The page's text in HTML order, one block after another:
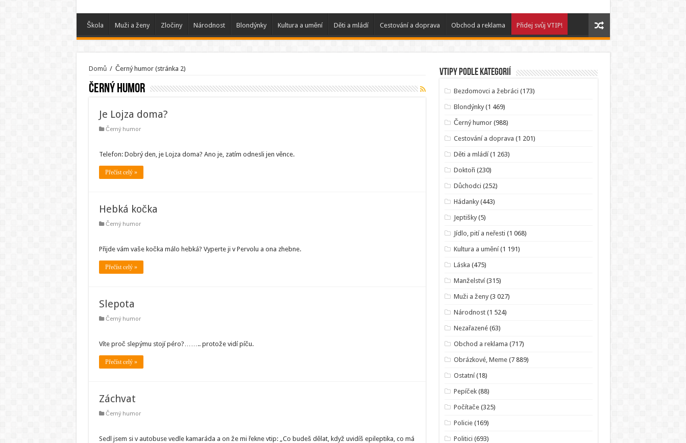
Škola Muži a ženy Zločiny Národnost Blondýnky Kultura a umění Děti a mládí Cestování a doprava Obchod a reklama Přidej svůj VTIP!
Domů / Černý humor(stránka 2)
Černý humor
Je Lojza doma?
Černý humor
Telefon: Dobrý den, je Lojza doma? Ano je, zatím odnesli jen věnce.
Přečíst celý »
Hebká kočka
Černý humor
Přijde vám vaše kočka málo hebká? Vyperte ji v Pervolu a ona zhebne.
Přečíst celý »
Slepota
Černý humor
Víte proč slepýmu stojí péro?…….. protože vidí píču.
Přečíst celý »
Záchvat
Černý humor
Sedl jsem si v autobuse vedle kamaráda a on že mi řekne vtip: „Co budeš dělat, když uvidíš epileptika, co má
Vtipy podle kategorií
Bezdomovci a žebráci (173)
Blondýnky (1 469)
Černý humor (988)
Cestování a doprava (1 201)
Děti a mládí(1 263)
Doktoři (230)
Důchodci (252)
Hádanky (443)
Jeptišky (5)
Jídlo, pití a neřesti (1 068)
Kultura a umění(1 191)
Láska (475)
Manželství(315)
Muži a ženy (3 027)
Národnost (1 524)
Nezařazené (63)
Obchod a reklama (717)
Obrázkové, Meme (7 889)
Ostatní(18)
Pepíček (88)
Počítače (325)
Policie (169)
Politici (693)